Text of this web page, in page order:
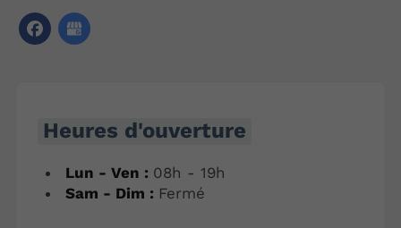
Heures d'ouverture
Lun - Ven : 08h - 19h
Sam - Dim : Fermé